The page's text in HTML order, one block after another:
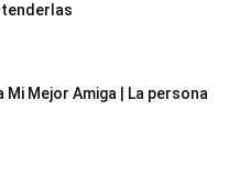
Mi Mejor Amiga | La persona